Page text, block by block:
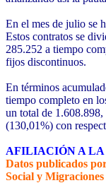
En el mes de julio se
Estos contratos se
285.252 a tiempo
fijos discontinuos.
En términos
tiempo completo en
un total de
(130,01%) con
AFILIACIÓN A LA
Datos publicados
Social y Migraciones